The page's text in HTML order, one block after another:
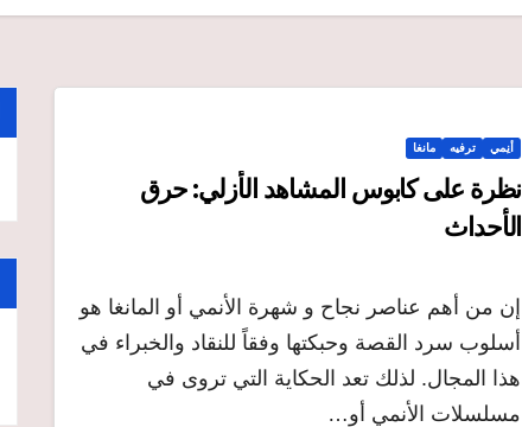
أنِمي ترفيه مانغا
نظرة على كابوس المشاهد الأزلي: حرق
الأحداث
إن من أهم عناصر نجاح و شهرة الأنمي أو المانغا هو
أسلوب سرد القصة وحبكتها وفقاً للنقاد والخبراء في
هذا المجال. لذلك تعد الحكاية التي تروى في
مسلسلات الأنمي أو…